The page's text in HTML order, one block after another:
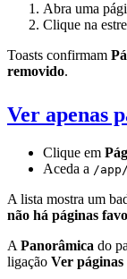
Abra uma
Clique na
Toasts confirmam
removido.
Ver apenas
Clique em
Aceda a /
A lista mostra um
não há páginas
A Panorâmica do
ligação Ver